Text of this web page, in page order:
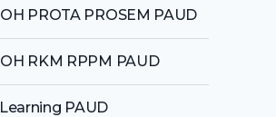
PROTA PROSEM PAUD
RKM RPPM PAUD
PAUD